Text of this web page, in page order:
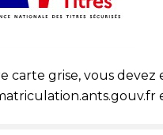
carte grise, vous